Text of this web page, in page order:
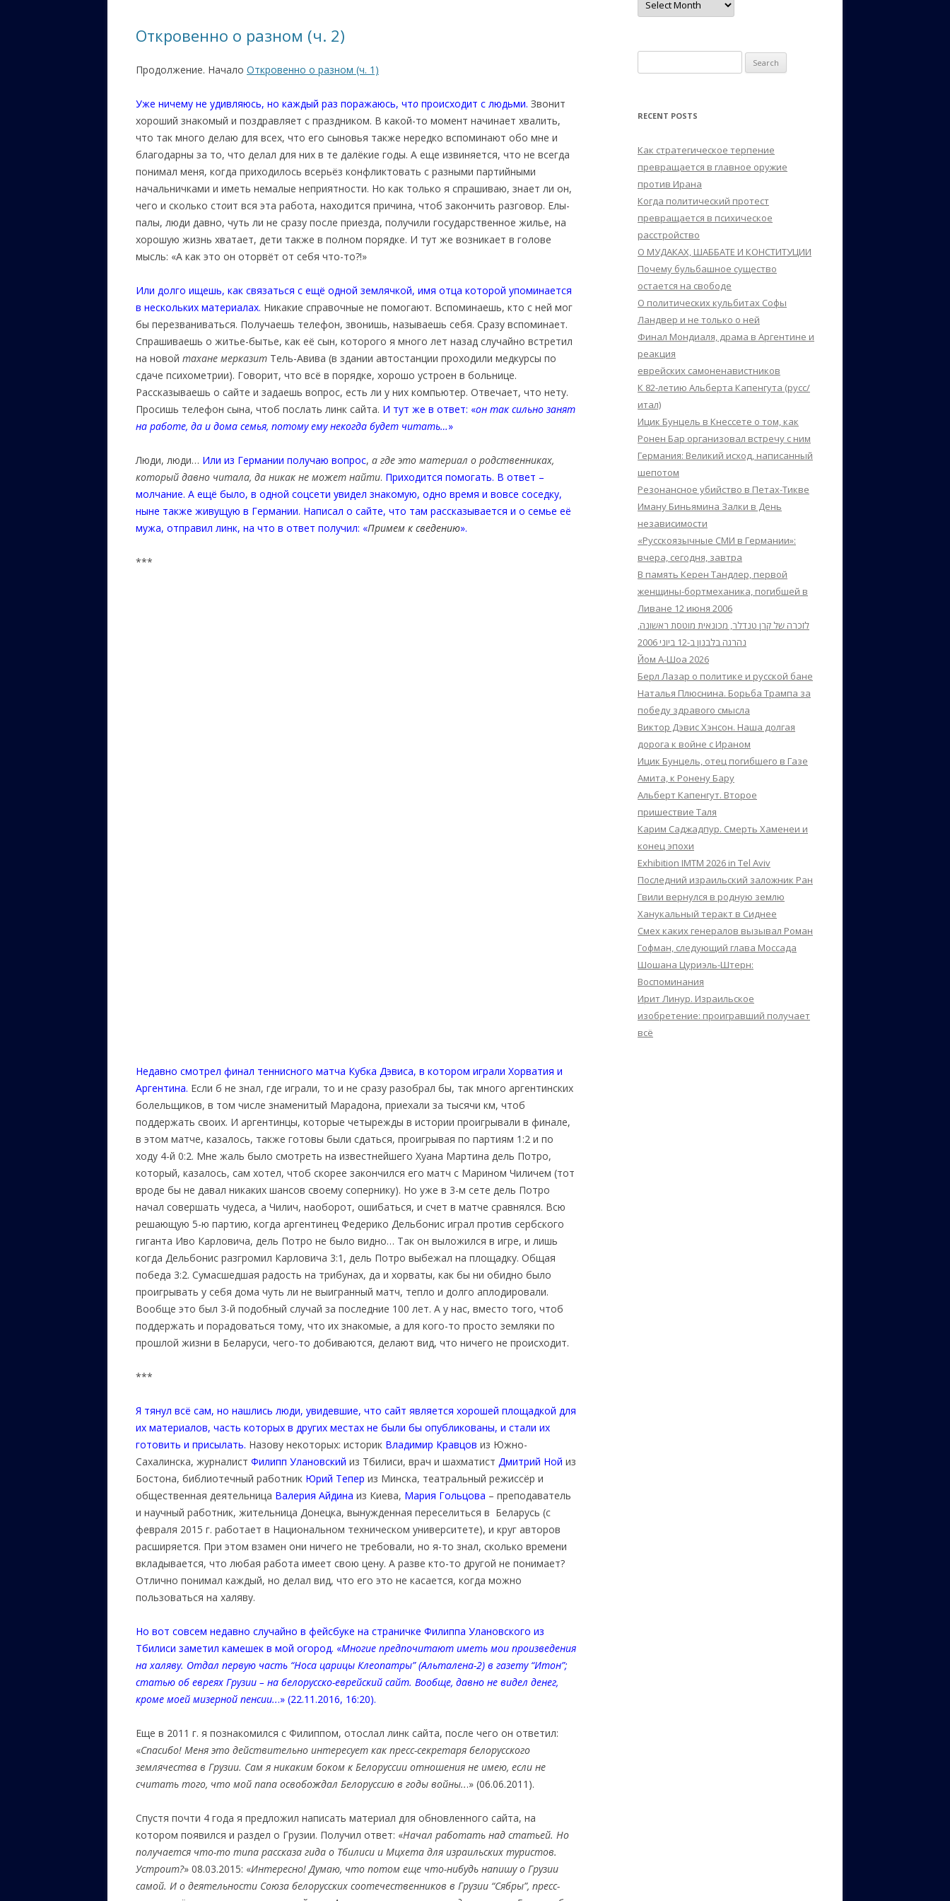
КАЛИНКОВИЧАХ СЕЙЧАС
ОЗАРИЧИ
ИНФОРМАЦИЯ К СТАРОМУ
САЙТУ
ОТЗЫВЫ, ПРЕДЛОЖЕНИЯ,
УТОЧНЕНИЯ, ДОПОЛНЕНИЯ
КТО КОГО ИЩЕТ
Откровенно о разном (ч. 2)
Продолжение. Начало Откровенно о разном (ч. 1)
Уже ничему не удивляюсь, но каждый раз поражаюсь, что происходит с людьми. Звонит
хороший знакомый и поздравляет с праздником. В какой-то момент начинает хвалить,
что так много делаю для всех, что его сыновья также нередко вспоминают обо мне и
благодарны за то, что делал для них в те далёкие годы. А еще извиняется, что не всегда
понимал меня, когда приходилось всерьёз конфликтовать с разными партийными
начальничками и иметь немалые неприятности. Но как только я спрашиваю, знает ли он,
чего и сколько стоит вся эта работа, находится причина, чтоб закончить разговор. Елы-
палы, люди давно, чуть ли не сразу после приезда, получили государственное жилье, на
хорошую жизнь хватает, дети также в полном порядке. И тут же возникает в голове
мысль: «А как это он оторвёт от себя что-то?!»
Или долго ищешь, как связаться с ещё одной землячкой, имя отца которой упоминается
в нескольких материалах. Никакие справочные не помогают. Вспоминаешь, кто с ней мог
бы перезваниваться. Получаешь телефон, звонишь, называешь себя. Сразу вспоминает.
Спрашиваешь о житье-бытье, как её сын, которого я много лет назад случайно встретил
на новой тахане мерказит Тель-Авива (в здании автостанции проходили медкурсы по
сдаче психометрии). Говорит, что всё в порядке, хорошо устроен в больнице.
Рассказываешь о сайте и задаешь вопрос, есть ли у них компьютер. Отвечает, что нету.
Просишь телефон сына, чтоб послать линк сайта. И тут же в ответ: «он так сильно занят
на работе, да и дома семья, потому ему некогда будет читать…»
Люди, люди… Или из Германии получаю вопрос, а где это материал о родственниках,
который давно читала, да никак не может найти. Приходится помогать. В ответ –
молчание. А ещё было, в одной соцсети увидел знакомую, одно время и вовсе соседку,
ныне также живущую в Германии. Написал о сайте, что там рассказывается и о семье её
мужа, отправил линк, на что в ответ получил: «Примем к сведению».
***
Недавно смотрел финал теннисного матча Кубка Дэвиса, в котором играли Хорватия и
Аргентина. Если б не знал, где играли, то и не сразу разобрал бы, так много аргентинских
болельщиков, в том числе знаменитый Марадона, приехали за тысячи км, чтоб
поддержать своих. И аргентинцы, которые четырежды в истории проигрывали в финале,
в этом матче, казалось, также готовы были сдаться, проигрывая по партиям 1:2 и по
ходу 4-й 0:2. Мне жаль было смотреть на известнейшего Хуана Мартина дель Потро,
который, казалось, сам хотел, чтоб скорее закончился его матч с Марином Чиличем (тот
вроде бы не давал никаких шансов своему сопернику). Но уже в 3-м сете дель Потро
начал совершать чудеса, а Чилич, наоборот, ошибаться, и счет в матче сравнялся. Всю
решающую 5-ю партию, когда аргентинец Федерико Дельбонис играл против сербского
гиганта Иво Карловича, дель Потро не было видно… Так он выложился в игре, и лишь
когда Дельбонис разгромил Карловича 3:1, дель Потро выбежал на площадку. Общая
победа 3:2. Сумасшедшая радость на трибунах, да и хорваты, как бы ни обидно было
проигрывать у себя дома чуть ли не выигранный матч, тепло и долго аплодировали.
Вообще это был 3-й подобный случай за последние 100 лет. А у нас, вместо того, чтоб
поддержать и порадоваться тому, что их знакомые, а для кого-то просто земляки по
прошлой жизни в Беларуси, чего-то добиваются, делают вид, что ничего не происходит.
***
Я тянул всё сам, но нашлись люди, увидевшие, что сайт является хорошей площадкой для
их материалов, часть которых в других местах не были бы опубликованы, и стали их
готовить и присылать. Назову некоторых: историк Владимир Кравцов из Южно-
Сахалинска, журналист Филипп Улановский из Тбилиси, врач и шахматист Дмитрий Ной из
Бостона, библиотечный работник Юрий Тепер из Минска, театральный режиссёр и
общественная деятельница Валерия Айдина из Киева, Мария Гольцова – преподаватель
и научный работник, жительница Донецка, вынужденная переселиться в Беларусь (с
февраля 2015 г. работает в Национальном техническом университете), и круг авторов
расширяется. При этом взамен они ничего не требовали, но я-то знал, сколько времени
вкладывается, что любая работа имеет свою цену. А разве кто-то другой не понимает?
Отлично понимал каждый, но делал вид, что его это не касается, когда можно
пользоваться на халяву.
Но вот совсем недавно случайно в фейсбуке на страничке Филиппа Улановского из
Тбилиси заметил камешек в мой огород. «Многие предпочитают иметь мои произведения
на халяву. Отдал первую часть “Носа царицы Клеопатры” (Альталена-2) в газету “Итон”;
статью об евреях Грузии – на белорусско-еврейский сайт. Вообще, давно не видел денег,
кроме моей мизерной пенсии...» (22.11.2016, 16:20).
Еще в 2011 г. я познакомился с Филиппом, отослал линк сайта, после чего он ответил:
«Спасибо! Меня это действительно интересует как пресс-секретаря белорусского
землячества в Грузии. Сам я никаким боком к Белоруссии отношения не имею, если не
считать того, что мой папа освобождал Белоруссию в годы войны...» (06.06.2011).
Спустя почти 4 года я предложил написать материал для обновленного сайта, на
котором появился и раздел о Грузии. Получил ответ: «Начал работать над статьей. Но
получается что-то типа рассказа гида о Тбилиси и Мцхета для израильских туристов.
Устроит?» 08.03.2015: «Интересно! Думаю, что потом еще что-нибудь напишу о Грузии
самой. И о деятельности Союза белорусских соотечественников в Грузии “Сябры”, пресс-
for:
RECENT POSTS
Как стратегическое терпение
превращается в главное оружие
против Ирана
Когда политический протест
превращается в психическое
расстройство
О МУДАКАХ, ШАББАТЕ И КОНСТИТУЦИИ
Почему бульбашное существо
остается на свободе
О политических кульбитах Софы
Ландвер и не только о ней
Финал Мондиаля, драма в Аргентине и
реакция
еврейских самоненавистников
К 82-летию Альберта Капенгута (русс/
итал)
Ицик Бунцель в Кнессете о том, как
Ронен Бар организовал встречу с ним
Германия: Великий исход, написанный
шепотом
Резонансное убийство в Петах-Тикве
Иману Биньямина Залки в День
независимости
«Русскоязычные СМИ в Германии»:
вчера, сегодня, завтра
В память Керен Тандлер, первой
женщины-бортмеханика, погибшей в
Ливане 12 июня 2006
לזכרה של קרן טנדלר, מכונאית מוטסת ראשונה,
נהרגה בלבנון ב-12 ביוני 2006
Йом А-Шоа 2026
Берл Лазар о политике и русской бане
Наталья Плюснина. Борьба Трампа за
победу здравого смысла
Виктор Дэвис Хэнсон. Наша долгая
дорога к войне с Ираном
Ицик Бунцель, отец погибшего в Газе
Амита, к Ронену Бару
Альберт Капенгут. Второе
пришествие Таля
Карим Саджадпур. Смерть Хаменеи и
конец эпохи
Exhibition IMTM 2026 in Tel Aviv
Последний израильский заложник Ран
Гвили вернулся в родную землю
Ханукальный теракт в Сиднее
Смех каких генералов вызывал Роман
Гофман, следующий глава Моссада
Шошана Цуриэль-Штерн:
Воспоминания
Ирит Линур. Израильское
изобретение: проигравший получает
всё